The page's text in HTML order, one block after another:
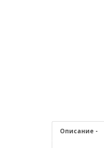
Описание -